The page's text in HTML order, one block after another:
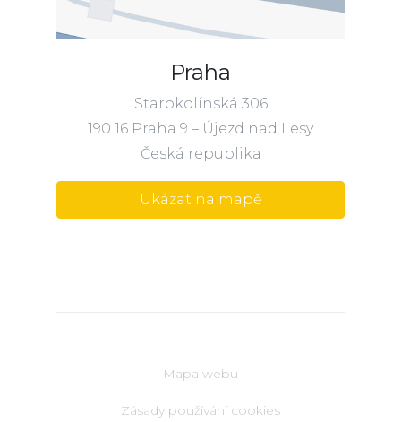
Praha
Starokolínská 306
190 16 Praha 9 – Újezd nad Lesy
Česká republika
Ukázat na mapě
Mapa webu
Zásady používání cookies